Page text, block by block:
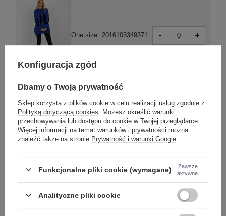
One size 2016103349371 - +
ZALOGUJ SIĘ I ZOBACZ CENĘ
Masz pytanie? Chętnie pomożemy.
Kod produktu
LC-SW-8050.95P
Konfiguracja zgód
Dbamy o Twoją prywatność
Sklep korzysta z plików cookie w celu realizacji usług zgodnie z
Polityką dotyczącą cookies . Możesz określić warunki
przechowywania lub dostępu do cookie w Twojej przeglądarce.
Więcej informacji na temat warunków i prywatności można
znaleźć także na stronie Prywatność i warunki Google
Funkcjonalne pliki cookie (wymagane)
Zawsze
aktywne
Analityczne pliki cookie